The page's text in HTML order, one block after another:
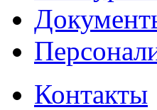
Контакты